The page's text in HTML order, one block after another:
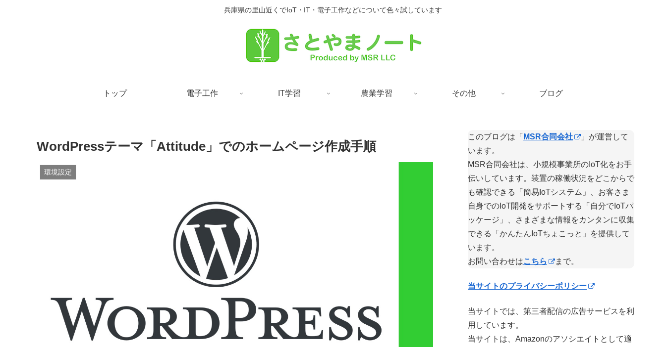
兵庫県の里山近くでIoT・IT・電子工作などについて色々試しています
トップ 電子工作 IT学習 農業学習 その他 ブログ
WordPressテーマ「Attitude」でのホームページ作成手順
環境設定
このブログは「 MSR合同会社
」が運営して
います。
MSR合同会社は、小規模事業所のIoT化をお手
伝いしています。装置の稼働状況をどこからで
も確認できる「簡易IoTシステム」、お客さま
自身でのIoT開発をサポートする「自分でIoTパ
ッケージ」、さまざまな情報をカンタンに収集
できる「かんたんIoTちょこっと」を提供して
います。
お問い合わせはこちら まで。
当サイトのプライバシーポリシー
当サイトでは、第三者配信の広告サービスを利
用しています。
当サイトは、Amazonのアソシエイトとして適